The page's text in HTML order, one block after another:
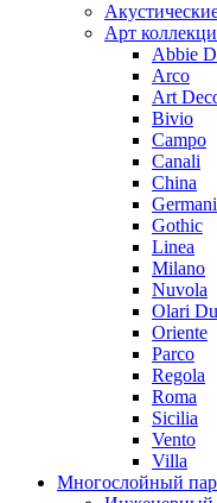
Арт
Abbie
Arco
Art
Bivio
Campo
Canali
China
Gothic
Linea
Milano
Nuvola
Olari
Oriente
Parco
Regola
Roma
Sicilia
Vento
Villa
Многослойный